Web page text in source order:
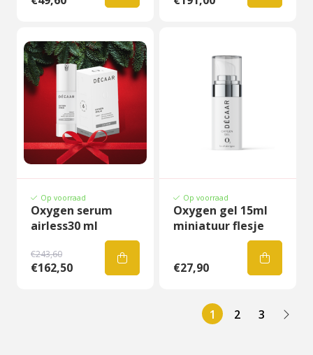
Op voorraad
Oxygen serum
airless30 ml
€243,60
€162,50
Op voorraad
Oxygen gel 15ml
miniatuur flesje
€27,90
1 2 3